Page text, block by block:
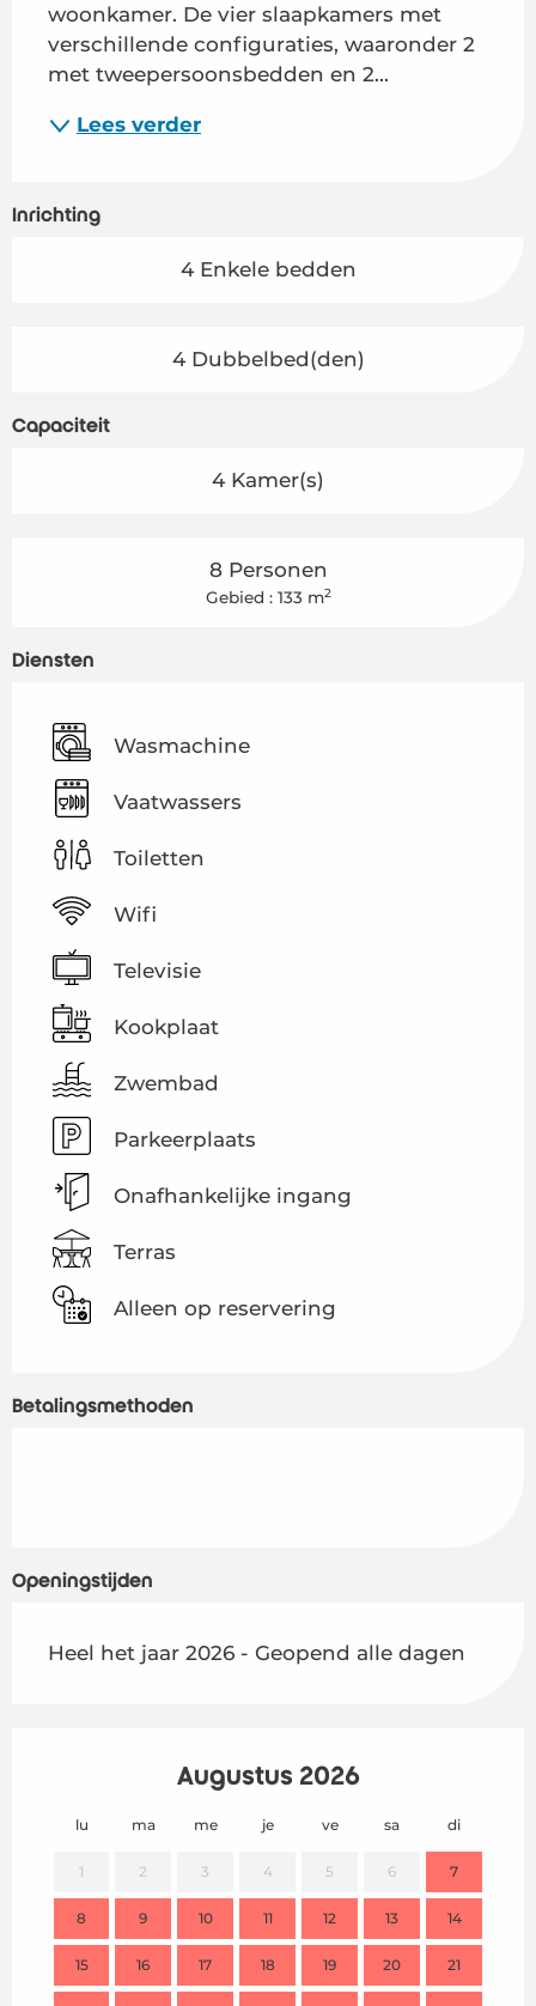
woonkamer. De vier slaapkamers met
verschillende configuraties, waaronder 2
met tweepersoonsbedden en 2...
Lees verder
Inrichting
4 Enkele bedden
4 Dubbelbed(den)
Capaciteit
4 Kamer(s)
8 Personen
Gebied : 133 m2
Diensten
Wasmachine
Vaatwassers
Toiletten
Wifi
Televisie
Kookplaat
Zwembad
Parkeerplaats
Onafhankelijke ingang
Terras
Alleen op reservering
Betalingsmethoden
Openingstijden
Heel het jaar 2026 - Geopend alle dagen
Augustus 2026
lu ma me je ve sa di
1 2 3 4 5 6 7
8 9 10 11 12 13 14
15 16 17 18 19 20 21